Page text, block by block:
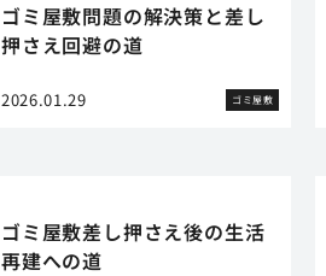
ゴミ屋敷問題の解決策と差し
押さえ回避の道
2026.01.29 ゴミ屋敷
ゴミ屋敷差し押さえ後の生活
再建への道